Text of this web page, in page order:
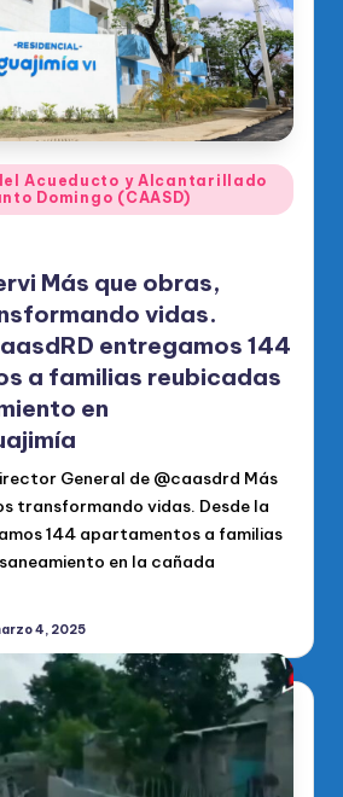
Acueducto y Alcantarillado
Domingo (CAASD)
Más que obras,
vidas.
entregamos 144
a familias reubicadas
en
General de @caasdrd Más
transformando vidas. Desde la
144 apartamentos a familias
en la cañada
4, 2025